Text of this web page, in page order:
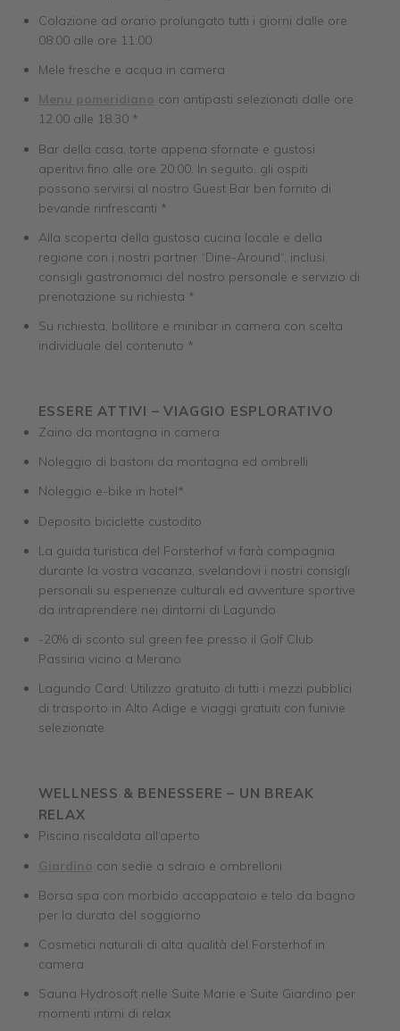
Colazione ad orario prolungato tutti i giorni dalle ore
08:00 alle ore 11:00
Mele fresche e acqua in camera
Menu pomeridiano con antipasti selezionati dalle ore
12.00 alle 18.30 *
Bar della casa, torte appena sfornate e gustosi
aperitivi fino alle ore 20:00. In seguito, gli ospiti
possono servirsi al nostro Guest Bar ben fornito di
bevande rinfrescanti *
Alla scoperta della gustosa cucina locale e della
regione con i nostri partner “Dine-Around“, inclusi
consigli gastronomici del nostro personale e servizio di
prenotazione su richiesta *
Su richiesta, bollitore e minibar in camera con scelta
individuale del contenuto *
ESSERE ATTIVI – VIAGGIO ESPLORATIVO
Zaino da montagna in camera
Noleggio di bastoni da montagna ed ombrelli
Noleggio e-bike in hotel*
Deposito biciclette custodito
La guida turistica del Forsterhof vi farà compagnia
durante la vostra vacanza, svelandovi i nostri consigli
personali su esperienze culturali ed avventure sportive
da intraprendere nei dintorni di Lagundo
-20% di sconto sul green fee presso il Golf Club
Passiria vicino a Merano
Lagundo Card: Utilizzo gratuito di tutti i mezzi pubblici
di trasporto in Alto Adige e viaggi gratuiti con funivie
selezionate
WELLNESS & BENESSERE – UN BREAK
RELAX
Piscina riscaldata all‘aperto
Giardino con sedie a sdraio e ombrelloni
Borsa spa con morbido accappatoio e telo da bagno
per la durata del soggiorno
Cosmetici naturali di alta qualità del Forsterhof in
camera
Sauna Hydrosoft nelle Suite Marie e Suite Giardino per
momenti intimi di relax